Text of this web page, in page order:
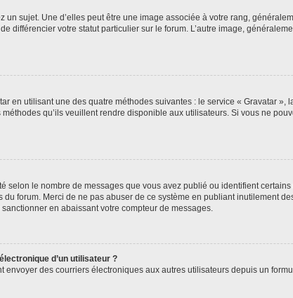
sujet. Une d’elles peut être une image associée à votre rang,
différencier votre statut particulier sur le forum. L’autre image,
en utilisant une des quatre méthodes suivantes : le service « Gravatar »,
qu’ils veuillent rendre disponible aux utilisateurs. Si vous ne
selon le nombre de messages que vous avez publié ou identifient
forum. Merci de ne pas abuser de ce système en publiant inutilement
en abaissant votre compteur de messages.
d’un utilisateur ?
des courriers électroniques aux autres utilisateurs depuis un